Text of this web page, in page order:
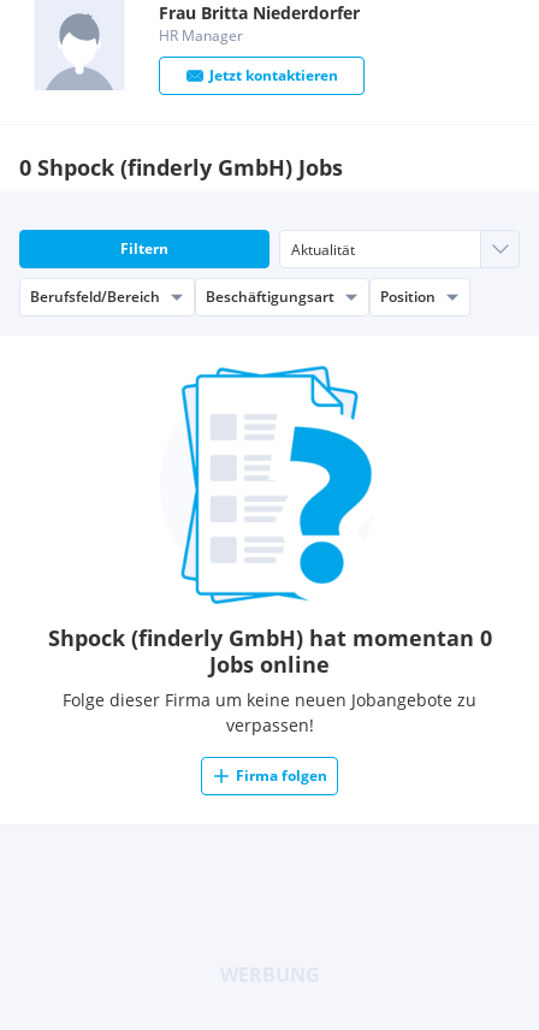
Frau Britta Niederdorfer
HR Manager
Jetzt kontaktieren
0 Shpock (finderly GmbH) Jobs
Filtern
Berufsfeld/Bereich Beschäftigungsart Position
Shpock (finderly GmbH) hat momentan 0
Jobs online
Folge dieser Firma um keine neuen Jobangebote zu
verpassen!
Firma folgen